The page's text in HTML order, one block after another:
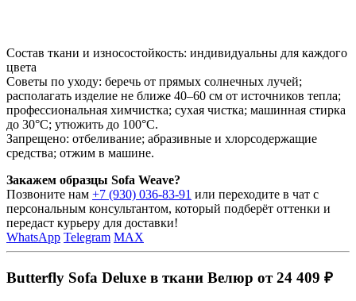
Состав ткани и износостойкость: индивидуальны для каждого
цвета
Советы по уходу: беречь от прямых солнечных лучей;
располагать изделие не ближе 40–60 см от источников тепла;
профессиональная химчистка; сухая чистка; машинная стирка
до 30°C; утюжить до 100°C.
Запрещено: отбеливание; абразивные и хлорсодержащие
средства; отжим в машине.
Закажем образцы Sofa Weave?
Позвоните нам +7 (930) 036-83-91 или переходите в чат с
персональным консультантом, который подберёт оттенки и
передаст курьеру для доставки!
WhatsApp Telegram MAX
Butterfly Sofa Deluxe в ткани Велюр от 24 409 ₽